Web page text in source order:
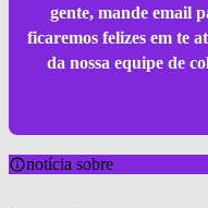
gente, mande email
ficaremos felizes em te
da nossa equipe de
notícia sobre